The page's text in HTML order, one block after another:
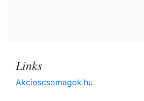
Links
Akcioscsomagok.hu